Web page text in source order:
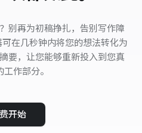
别再为初稿挣扎，告别写作障
在几秒钟内将您的想法转化为
要，让您能够重新投入到您真
作部分。
开始